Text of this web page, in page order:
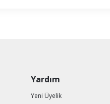
Yardım
Yeni Üyelik